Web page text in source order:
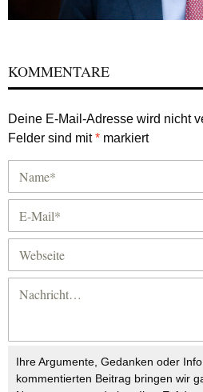
KOMMENTARE
Deine E-Mail-Adresse wird nicht
Felder sind mit* markiert
Ihre Argumente, Gedanken oder
kommentierten Beitrag bringen wir